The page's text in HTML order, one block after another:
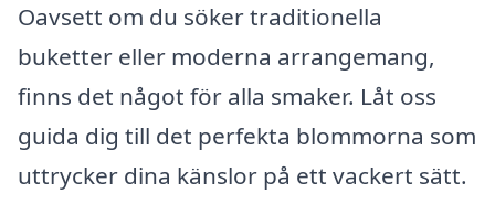
Oavsett om du söker traditionella
buketter eller moderna arrangemang,
finns det något för alla smaker. Låt oss
guida dig till det perfekta blommorna som
uttrycker dina känslor på ett vackert sätt.